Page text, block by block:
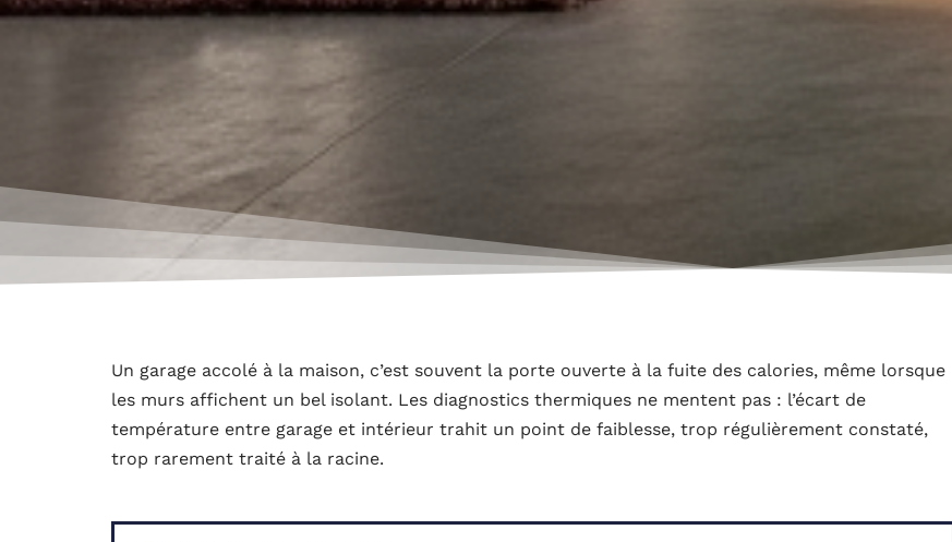
Un garage accolé à la maison, c’est souvent la porte ouverte à la fuite des calories, même lorsque
les murs affichent un bel isolant. Les diagnostics thermiques ne mentent pas : l’écart de
température entre garage et intérieur trahit un point de faiblesse, trop régulièrement constaté,
trop rarement traité à la racine.